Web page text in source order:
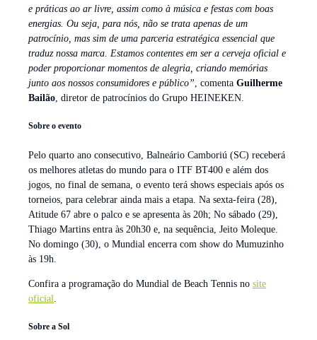
e práticas ao ar livre, assim como à música e festas com boas
energias. Ou seja, para nós, não se trata apenas de um
patrocínio, mas sim de uma parceria estratégica essencial que
traduz nossa marca. Estamos contentes em ser a cerveja oficial e
poder proporcionar momentos de alegria, criando memórias
junto aos nossos consumidores e público” , comenta Guilherme
Bailão , diretor de patrocínios do Grupo HEINEKEN.
Sobre o evento
Pelo quarto ano consecutivo, Balneário Camboriú (SC) receberá
os melhores atletas do mundo para o ITF BT400 e além dos
jogos, no final de semana, o evento terá shows especiais após os
torneios, para celebrar ainda mais a etapa. Na sexta-feira (28),
Atitude 67 abre o palco e se apresenta às 20h; No sábado (29),
Thiago Martins entra às 20h30 e, na sequência, Jeito Moleque.
No domingo (30), o Mundial encerra com show do Mumuzinho
às 19h.
Confira a programação do Mundial de Beach Tennis no site
oficial.
Sobre a Sol